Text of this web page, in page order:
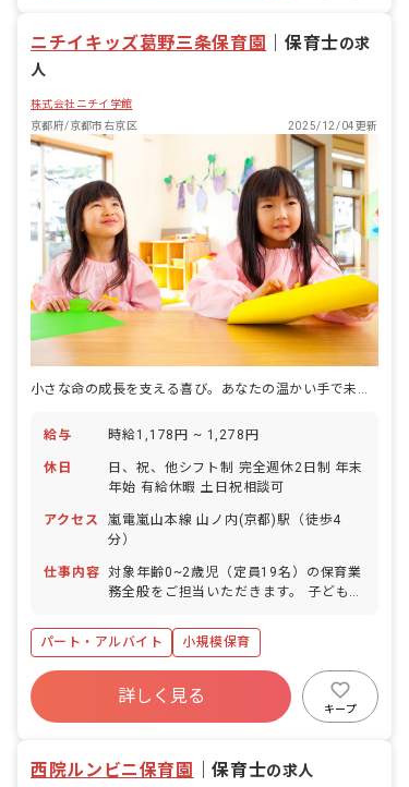
りなど、ご自身の得意を活かして活動に
が可能です。 ・未経...
ニチイキッズ葛野三条保育園 保育士の求
人
株式会社ニチイ学館
京都府/京都市右京区
2025/12/04更新
小さな命の成長を支える喜び。あなたの温かい手で未来を育みませんか？
給与 時給1,178円 ~ 1,278円
休日
日、祝、他シフト制 完全週休2日制 年末
年始 有給休暇 土日祝相談可
アクセス
嵐電嵐山本線 山ノ内(京都)駅（徒歩4
分）
仕事内容 対象年齢0~2歳児（定員19名）の保育業
務全般をご担当いただきます。 子どもの
す。 主な業務内容: ・着替え、食事の補
助 ・保育環境の整備（活動の準備、清掃
など） ・子どもの対応 ・帳票作成（日
誌、行事計画など） ・製作物の作成 ■園
パート・アルバイト 小規模保育
詳しく見る
キープ
西院ルンビニ保育園 ｜保育士の求人